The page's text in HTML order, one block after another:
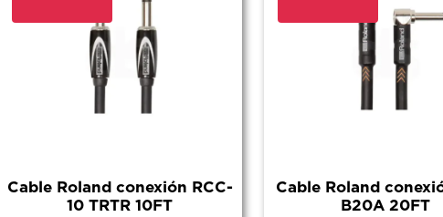
Cable Roland conexión RCC-
10 TRTR 10FT
Cable Roland
B20A 20FT